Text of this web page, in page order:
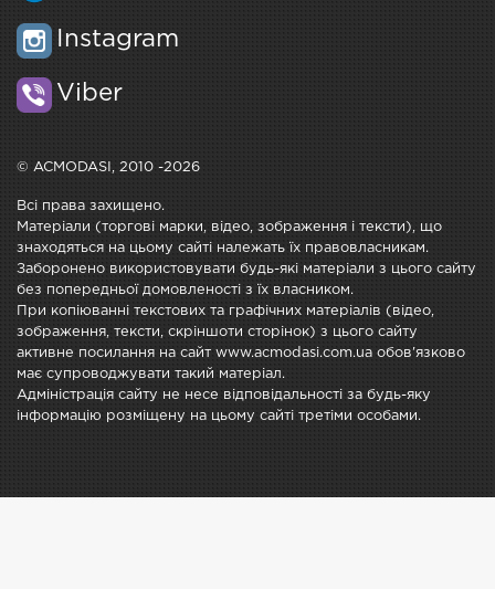
Instagram
Viber
© ACMODASI, 2010 -2026
Всі права захищено.
Матеріали (торгові марки, відео, зображення і тексти), що
знаходяться на цьому сайті належать їх правовласникам.
Заборонено використовувати будь-які матеріали з цього сайту
без попередньої домовленості з їх власником.
При копіюванні текстових та графічних матеріалів (відео,
зображення, тексти, скріншоти сторінок) з цього сайту
активне посилання на сайт www.acmodasi.com.ua обов'язково
має супроводжувати такий матеріал.
Адміністрація сайту не несе відповідальності за будь-яку
інформацію розміщену на цьому сайті третіми особами.